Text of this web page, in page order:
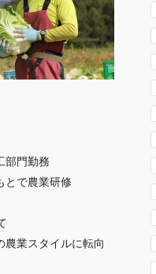
部門勤務
とで農業研修
農業スタイルに転向